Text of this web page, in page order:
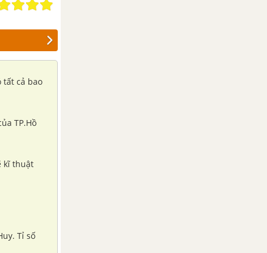
tất cả bao
TP.Hồ
kĩ thuật
Tỉ số